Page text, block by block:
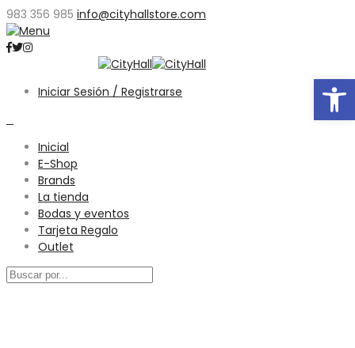
983 356 985 info@cityhallstore.com
Iniciar Sesión / Registrarse
Inicial
E-Shop
Brands
La tienda
Bodas y eventos
Tarjeta Regalo
Outlet